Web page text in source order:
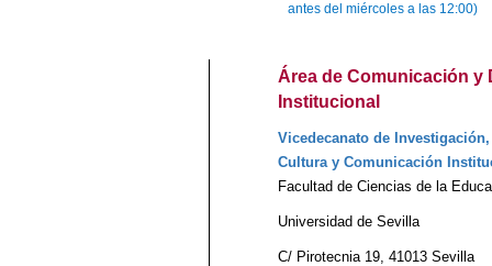
antes del miércoles a las 12:00)
Área de Comunicación y
Institucional
Vicedecanato de
Cultura y Comunicación
Facultad de Ciencias de la
Universidad de Sevilla
C/ Pirotecnia 19, 41013 Sevilla